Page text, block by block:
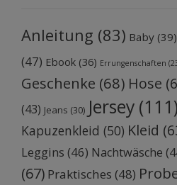
Anleitung (83) Baby (39)
(47) Ebook (36) Errungenschaften
Geschenke (68) Hose
(43) Jeans (30) Jersey (111)
Kapuzenkleid (50) Kleid
Leggins (46) Nachtwäsche
(67) Praktisches (48)